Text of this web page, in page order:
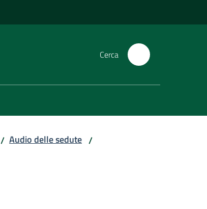
Cerca
/ Audio delle sedute /